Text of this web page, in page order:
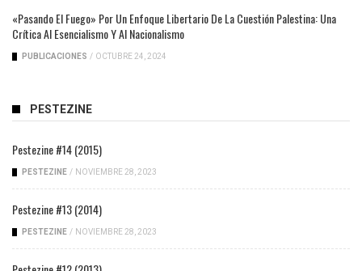
«Pasando El Fuego» Por Un Enfoque Libertario De La Cuestión Palestina: Una
Crítica Al Esencialismo Y Al Nacionalismo
PUBLICACIONES / OCTUBRE 24, 2024
PESTEZINE
Pestezine #14 (2015)
PESTEZINE / NOVIEMBRE 28, 2023
Pestezine #13 (2014)
PESTEZINE / NOVIEMBRE 28, 2023